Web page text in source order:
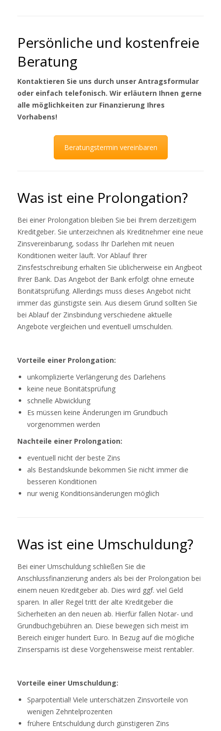
Persönliche und kostenfreie
Beratung
Kontaktieren Sie uns durch unser Antragsformular
oder einfach telefonisch. Wir erläutern Ihnen gerne
alle möglichkeiten zur Finanzierung Ihres
Vorhabens!
Beratungstermin vereinbaren
Was ist eine Prolongation?
Bei einer Prolongation bleiben Sie bei Ihrem derzeitigem
Kreditgeber. Sie unterzeichnen als Kreditnehmer eine neue
Zinsvereinbarung, sodass Ihr Darlehen mit neuen
Konditionen weiter läuft. Vor Ablauf Ihrer
Zinsfestschreibung erhalten Sie üblicherweise ein Angbeot
Ihrer Bank. Das Angebot der Bank erfolgt ohne erneute
Bonitätsprüfung. Allerdings muss dieses Angebot nicht
immer das günstigste sein. Aus diesem Grund sollten Sie
bei Ablauf der Zinsbindung verschiedene aktuelle
Angebote vergleichen und eventuell umschulden.
Vorteile einer Prolongation:
unkomplizierte Verlängerung des Darlehens
keine neue Bonitätsprüfung
schnelle Abwicklung
Es müssen keine Änderungen im Grundbuch
vorgenommen werden
Nachteile einer Prolongation:
eventuell nicht der beste Zins
als Bestandskunde bekommen Sie nicht immer die
besseren Konditionen
nur wenig Konditionsänderungen möglich
Was ist eine Umschuldung?
Bei einer Umschuldung schließen Sie die
Anschlussfinanzierung anders als bei der Prolongation bei
einem neuen Kreditgeber ab. Dies wird ggf. viel Geld
sparen. In aller Regel tritt der alte Kreditgeber die
Sicherheiten an den neuen ab. Hierfür fallen Notar- und
Grundbuchgebühren an. Diese bewegen sich meist im
Bereich einiger hundert Euro. In Bezug auf die mögliche
Zinsersparnis ist diese Vorgehensweise meist rentabler.
Vorteile einer Umschuldung:
Sparpotential! Viele unterschätzen Zinsvorteile von
wenigen Zehntelprozenten
frühere Entschuldung durch günstigeren Zins